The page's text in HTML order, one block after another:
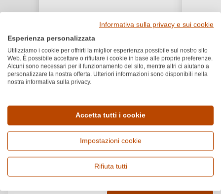
Dettagli del prodotto
Vitigno e tipologia
Aglianico, Vino frizzante e
Alcol
Informativa sulla privacy e sui cookie
Esperienza personalizzata
Utilizziamo i cookie per offrirti la miglior esperienza possibile sul nostro sito
Web. È possibile accettare o rifiutare i cookie in base alle proprie preferenze.
Alcuni sono necessari per il funzionamento del sito, mentre altri ci aiutano a
personalizzare la nostra offerta. Ulteriori informazioni sono disponibili nella
nostra informativa sulla privacy.
Accetta tutti i cookie
Impostazioni cookie
Rifiuta tutti